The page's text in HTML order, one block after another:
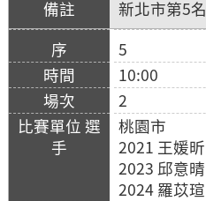
新北市第5名
5
10:00
2
桃園市
2021 王媛昕
2023 邱意晴
2024 羅苡瑄